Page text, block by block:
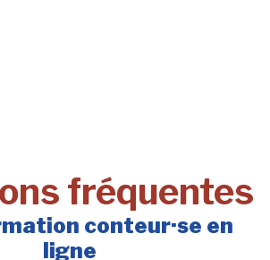
fréquentes
conteur·se en
ligne